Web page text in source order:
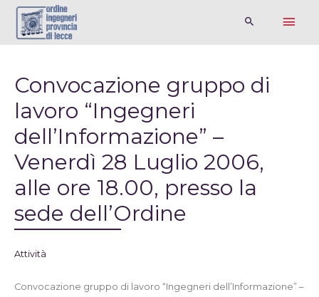
Convocazione gruppo di
lavoro “Ingegneri
dell’Informazione” –
Venerdì 28 Luglio 2006,
alle ore 18.00, presso la
sede dell’Ordine
Attività
Convocazione gruppo di lavoro “Ingegneri dell’Informazione” –